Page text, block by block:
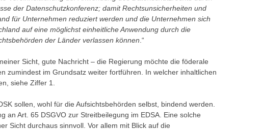
der Datenschutzkonferenz; damit Rechtsunsicherheiten und
für Unternehmen reduziert werden und die Unternehmen sich
auf eine möglichst einheitliche Anwendung durch die
der Länder verlassen können .“
Sicht, gute Nachricht – die Regierung möchte die föderale
zumindest im Grundsatz weiter fortführen. In welcher inhaltlichen
siehe Ziffer 1.
sollen, wohl für die Aufsichtsbehörden selbst, bindend werden.
an Art. 65 DSGVO zur Streitbeilegung im EDSA. Eine solche
Sicht durchaus sinnvoll. Vor allem mit Blick auf die